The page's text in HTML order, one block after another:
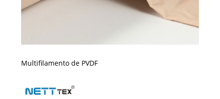
Multifilamento de PVDF